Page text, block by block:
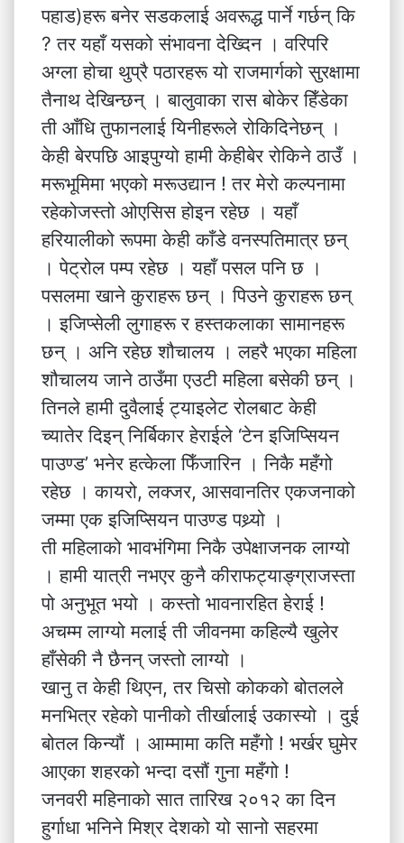
पहाड)हरू बनेर सडकलाई अवरूद्ध पार्ने गर्छन् कि
? तर यहाँ यसको संभावना देख्दिन । वरिपरि
अग्ला होचा थुप्रै पठारहरू यो राजमार्गको सुरक्षामा
तैनाथ देखिन्छन् । बालुवाका रास बोकेर हिँडेका
ती आँधि तुफानलाई यिनीहरूले रोकिदिनेछन् ।
केही बेरपछि आइपुग्यो हामी केहीबेर रोकिने ठाउँ ।
मरूभूमिमा भएको मरूउद्यान ! तर मेरो कल्पनामा
रहेकोजस्तो ओएसिस होइन रहेछ । यहाँ
हरियालीको रूपमा केही काँडे वनस्पतिमात्र छन्
। पेट्रोल पम्प रहेछ । यहाँ पसल पनि छ ।
पसलमा खाने कुराहरू छन् । पिउने कुराहरू छन्
। इजिप्सेली लुगाहरू र हस्तकलाका सामानहरू
छन् । अनि रहेछ शौचालय । लहरै भएका महिला
शौचालय जाने ठाउँमा एउटी महिला बसेकी छन् ।
तिनले हामी दुवैलाई ट्याइलेट रोलबाट केही
च्यातेर दिइन् निर्बिकार हेराईले ‘टेन इजिप्सियन
पाउण्ड’ भनेर हत्केला फिँजारिन । निकै महँगो
रहेछ । कायरो, लक्जर, आसवानतिर एकजनाको
जम्मा एक इजिप्सियन पाउण्ड पथ्र्यो ।
ती महिलाको भावभंगिमा निकै उपेक्षाजनक लाग्यो
। हामी यात्री नभएर कुनै कीराफट्याङ्ग्राजस्ता
पो अनुभूत भयो । कस्तो भावनारहित हेराई !
अचम्म लाग्यो मलाई ती जीवनमा कहिल्यै खुलेर
हाँसेकी नै छैनन् जस्तो लाग्यो ।
खानु त केही थिएन, तर चिसो कोकको बोतलले
मनभित्र रहेको पानीको तीर्खालाई उकास्यो । दुई
बोतल किन्यौं । आम्मामा कति महँगो ! भर्खर घुमेर
आएका शहरको भन्दा दसौं गुना महँगो !
जनवरी महिनाको सात तारिख २०१२ का दिन
हुर्गाधा भनिने मिश्र देशको यो सानो सहरमा